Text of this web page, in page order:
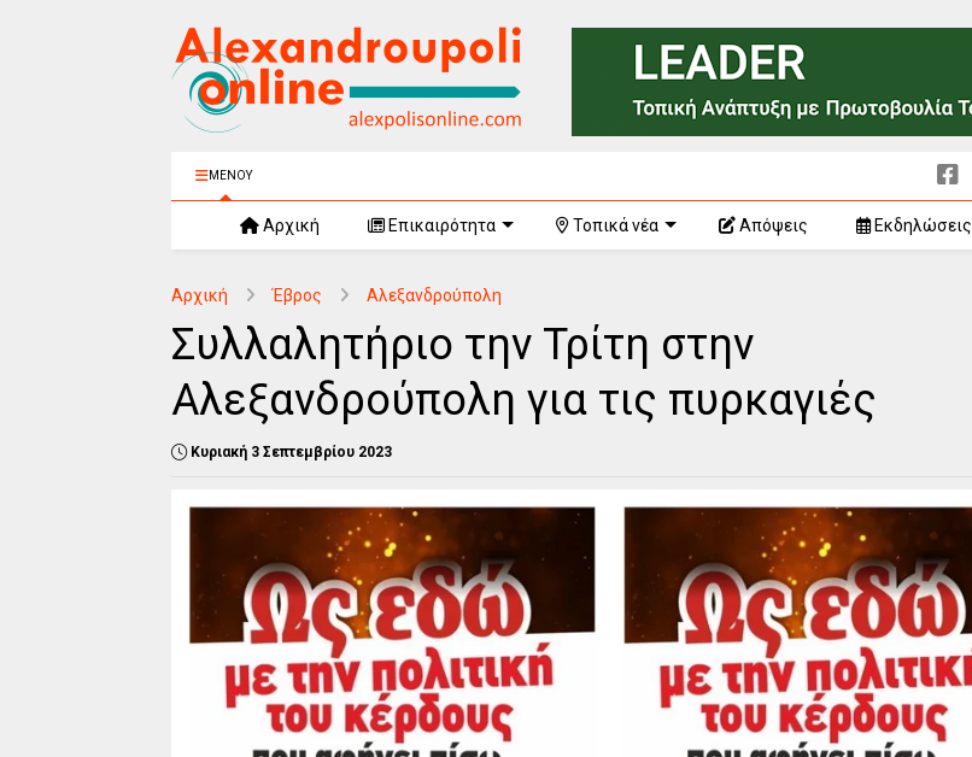
ΜΕΝΟΥ
Αρχική Επικαιρότητα Τοπικά νέα Απόψεις Εκδηλώσεις
Αρχική Έβρος Αλεξανδρούπολη
Συλλαλητήριο την Τρίτη στην
Αλεξανδρούπολη για τις πυρκαγιές
Κυριακή 3 Σεπτεμβρίου 2023